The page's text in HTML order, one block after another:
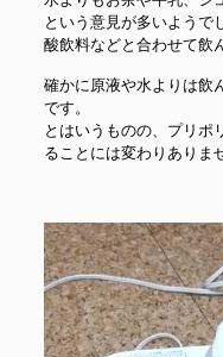
という意見が多いようで
酸飲料などと合わせて飲
確かに原液や水よりは飲
です。
とはいうものの、プリポ
ることには変わりありま